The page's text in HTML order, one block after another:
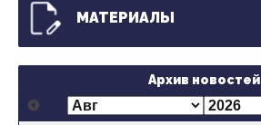
МАТЕРИАЛЫ
Архив новостей